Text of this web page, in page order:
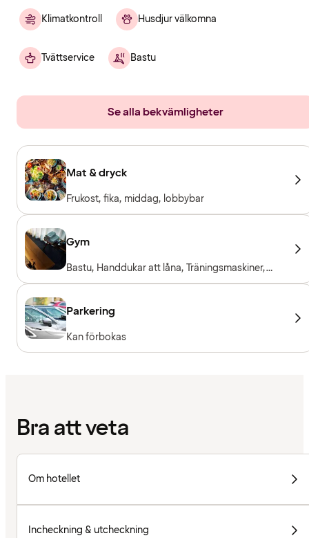
Klimatkontroll Husdjur välkomna
Tvättservice Bastu
Se alla bekvämligheter
Mat & dryck
Frukost, fika, middag, lobbybar
Gym
Bastu, Handdukar att låna, Träningsmaskiner,
Fria vikter, Entré ingår för hotellgäster
Parkering
Kan förbokas
Bra att veta
Om hotellet
Incheckning & utcheckning